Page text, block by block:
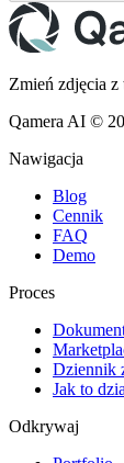
Zmień zdjęcia
Qamera AI ©
Nawigacja
Blog
Cennik
FAQ
Demo
Proces
Dziennik
Jak to
Odkrywaj